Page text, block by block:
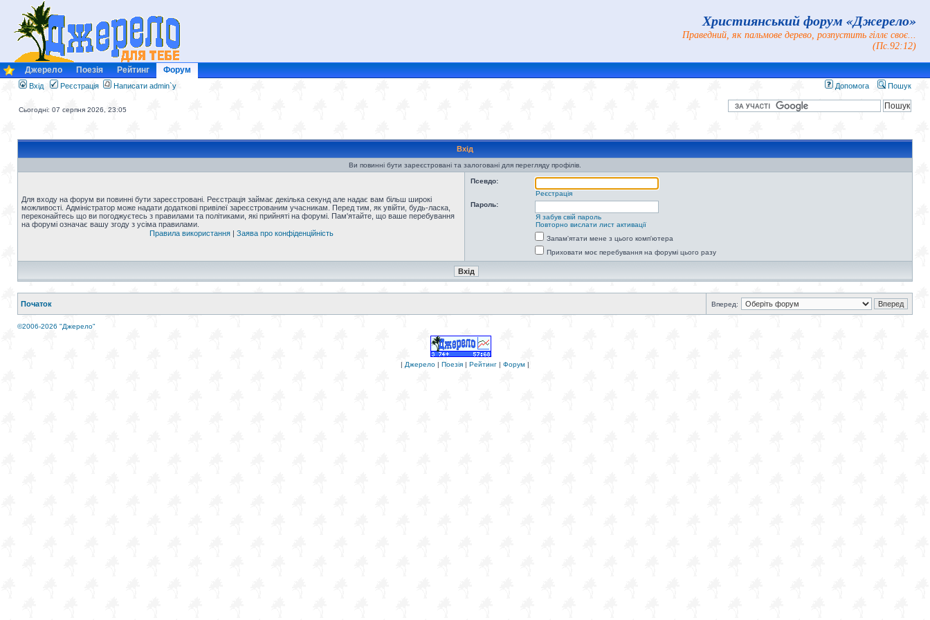
Християнський форум «Джерело»
Праведний, як пальмове дерево, розпустить гіллє своє...
(Пс.92:12)
Джерело Поезія Рейтинг Форум
Вхід Реєстрація Написати admin`у Допомога Пошук
Сьогодні: 07 серпня 2026, 23:05
Вхід
Ви повинні бути зареєстровані та залоговані для перегляду профілів.
Для входу на форум ви повинні бути зареєстровані. Реєстрація займає декілька секунд але надає вам більш широкі
можливості. Адміністратор може надати додаткові привілеї зареєстрованим учасникам. Перед тим, як увійти, будь-ласка,
переконайтесь що ви погоджуєтесь з правилами та політиками, які прийняті на форумі. Пам'ятайте, що ваше перебування
на форумі означає вашу згоду з усіма правилами.
Правила використання| Заява про конфіденційність
Псевдо:
Реєстрація
Пароль:
Я забув свій пароль
Повторно вислати лист активації
Запам'ятати мене з цього комп'ютера
Приховати моє перебування на форумі цього разу
Початок Вперед:
©2006-2026 "Джерело"
| Джерело | Поезія | Рейтинг | Форум |